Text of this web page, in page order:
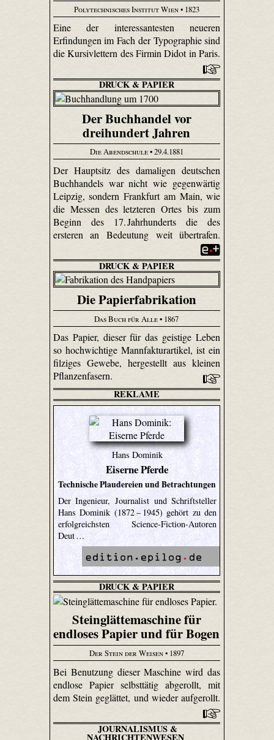
Polytechnisches Institut Wien• 1823
Eine der interessantesten neueren
Erfindungen im Fach der Typographie sind
die Kursivlettern des Firmin Didot in Paris.
DRUCK & PAPIER
Der Buchhandel vor
dreihundert Jahren
Die Abendschule• 29.4.1881
Der Hauptsitz des damaligen deutschen
Buchhandels war nicht wie gegenwärtig
Leipzig, sondern Frankfurt am Main, wie
die Messen des letzteren Ortes bis zum
Beginn des 17. Jahrhunderts die des
ersteren an Bedeutung weit übertrafen.
DRUCK & PAPIER
Die Papierfabrikation
Das Buch für Alle• 1867
Das Papier, dieser für das geistige Leben
so hochwichtige Mannfaktur­artikel, ist ein
filziges Gewebe, hergestellt aus kleinen
Pflanzenfasern.
REKLAME
Hans Dominik
Eiserne Pferde
Technische Plaudereien und Betrachtungen
Der Ingenieur, Journalist und Schriftsteller
Hans Dominik (1872 – 1945) gehört zu den
erfolgreichsten Science-Fiction-Autoren
Deut …
DRUCK & PAPIER
Steinglättemaschine für
endloses Papier und für Bogen
Der Stein der Weisen• 1897
Bei Benutzung dieser Maschine wird das
endlose Papier selbsttätig abgerollt, mit
dem Stein geglättet, und wieder aufgerollt.
JOURNALISMUS &
NACHRICHTENWESEN